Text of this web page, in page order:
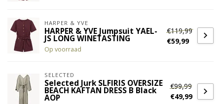
HARPER & YVE
HARPER & YVE Jumpsuit YAEL-
JS LONG WINETASTING
Op voorraad
€119,99
€59,99
SELECTED
Selected Jurk SLFIRIS OVERSIZE
BEACH KAFTAN DRESS B Black
AOP
€99,99
€49,99